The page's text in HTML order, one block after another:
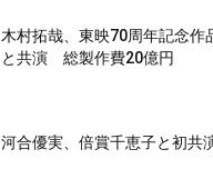
木村拓哉、東映70周年記念作
と共演 総製作費20億円
河合優実、倍賞千恵子と初共